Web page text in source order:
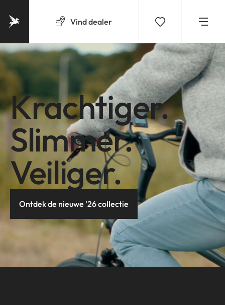
Vinddealer
Krachtiger.
Slimmer.
Veiliger.
Ontdek de nieuwe '26 collectie